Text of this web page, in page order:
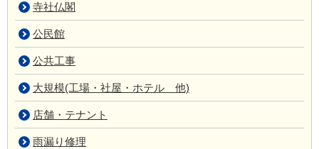
寺社仏閣
公民館
公共工事
大規模(工場・社屋・ホテル 他)
店舗・テナント
雨漏り修理